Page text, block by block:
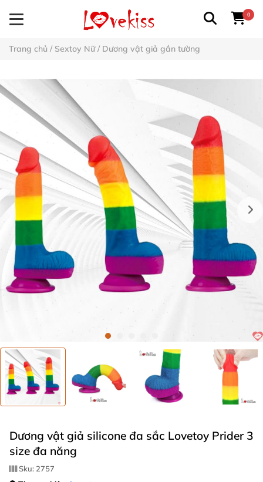
0
Trang chủ / Sextoy Nữ/ Dương vật giả gắn tường
Dương vật giả silicone đa sắc Lovetoy Prider 3
size đa năng
Sku: 2757